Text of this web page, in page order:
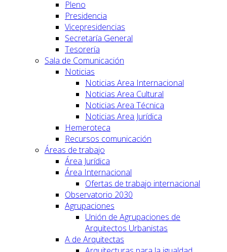
Pleno
Presidencia
Vicepresidencias
Secretaría General
Tesorería
Sala de Comunicación
Noticias
Noticias Area Internacional
Noticias Area Cultural
Noticias Area Técnica
Noticias Area Jurídica
Hemeroteca
Recursos comunicación
Áreas de trabajo
Área Jurídica
Área Internacional
Ofertas de trabajo internacional
Observatorio 2030
Agrupaciones
Unión de Agrupaciones de
Arquitectos Urbanistas
A de Arquitectas